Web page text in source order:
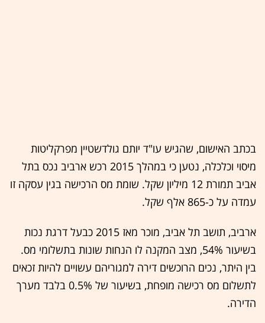
בכתב האישום, שהגיש עו"ד יותם גולדשטיין מפרקליטות
מיסוי וכלכלה, נטען כי במהלך 2015 רכש ארביב נכס בתל
אביב תמורת 12 מיליון שקל. שומת מס הרכישה בגין עסקה זו
עמדה על כ-865 אלף שקל.
ארביב, תושב תל אביב, מוכר מאז 2015 כבעל דרגת נכות
בשיעור 54%, מצב המקנה לו הנחות שונות בתשלומי מס.
בין היתר, נכים הרוכשים דירה למגוריהם עשויים להיות זכאים
לתשלום מס רכישה מופחת, בשיעור של 0.5% בלבד מערך
הדירה.